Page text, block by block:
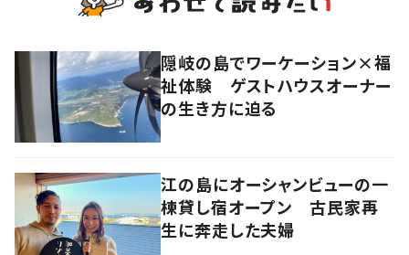
隠岐の島でワーケーション×福
祉体験 ゲストハウスオーナー
の生き方に迫る
江の島にオーシャンビューの一
棟貸し宿オープン 古民家再
生に奔走した夫婦